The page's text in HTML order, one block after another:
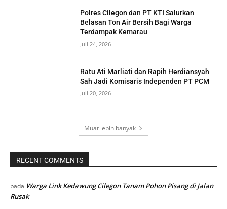
Polres Cilegon dan PT KTI Salurkan
Belasan Ton Air Bersih Bagi Warga
Terdampak Kemarau
Juli 24, 2026
Ratu Ati Marliati dan Rapih Herdiansyah
Sah Jadi Komisaris Independen PT PCM
Juli 20, 2026
Muat lebih banyak
RECENT COMMENTS
pada Warga Link Kedawung Cilegon Tanam Pohon Pisang di Jalan
Rusak